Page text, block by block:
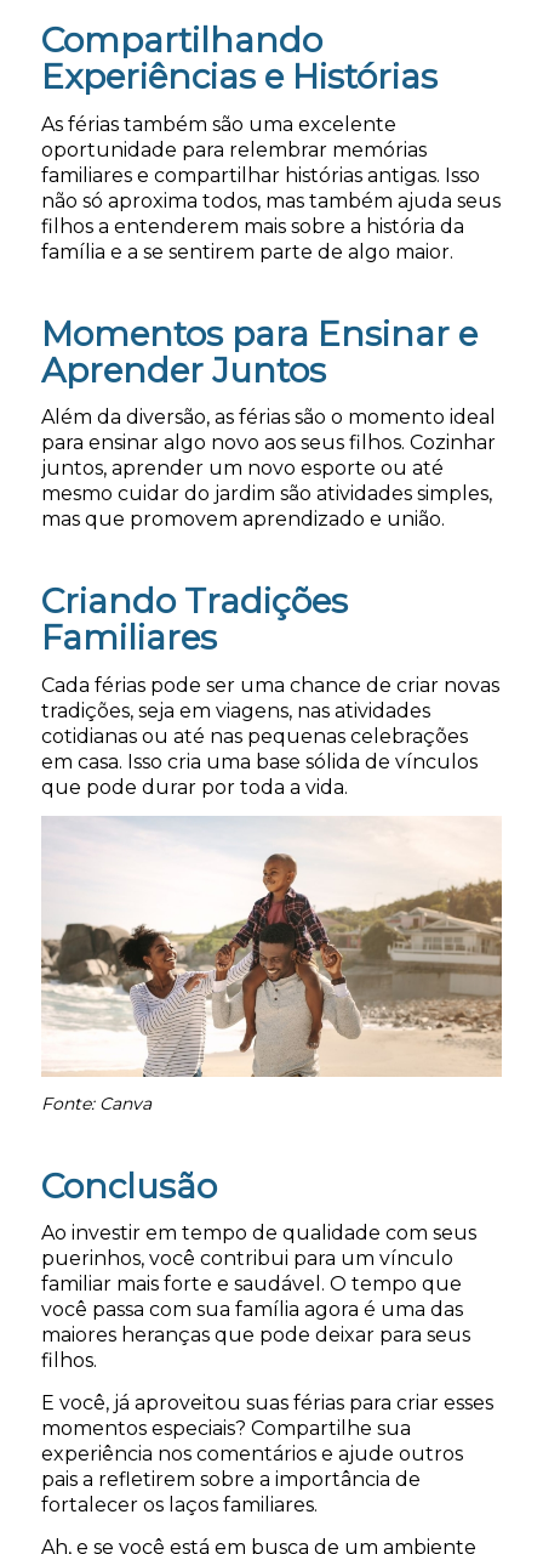
Compartilhando
Experiências e Histórias
As férias também são uma excelente
oportunidade para relembrar memórias
familiares e compartilhar histórias antigas. Isso
não só aproxima todos, mas também ajuda seus
filhos a entenderem mais sobre a história da
família e a se sentirem parte de algo maior.
Momentos para Ensinar e
Aprender Juntos
Além da diversão, as férias são o momento ideal
para ensinar algo novo aos seus filhos. Cozinhar
juntos, aprender um novo esporte ou até
mesmo cuidar do jardim são atividades simples,
mas que promovem aprendizado e união.
Criando Tradições
Familiares
Cada férias pode ser uma chance de criar novas
tradições, seja em viagens, nas atividades
cotidianas ou até nas pequenas celebrações
em casa. Isso cria uma base sólida de vínculos
que pode durar por toda a vida.
Fonte: Canva
Conclusão
Ao investir em tempo de qualidade com seus
puerinhos, você contribui para um vínculo
familiar mais forte e saudável. O tempo que
você passa com sua família agora é uma das
maiores heranças que pode deixar para seus
filhos.
E você, já aproveitou suas férias para criar esses
momentos especiais? Compartilhe sua
experiência nos comentários e ajude outros
pais a refletirem sobre a importância de
fortalecer os laços familiares.
Ah, e se você está em busca de um ambiente